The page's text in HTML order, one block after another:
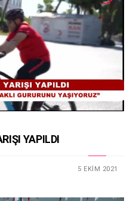
YAPILDI
5 EKIM 2021